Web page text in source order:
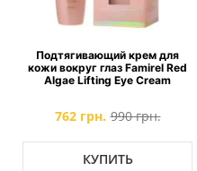
Подтягивающий крем для
кожи вокруг глаз Famirel Red
Algae Lifting Eye Cream
762 грн. 990 грн.
КУПИТЬ